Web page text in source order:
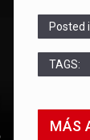
Posted
TAGS:
MÁS